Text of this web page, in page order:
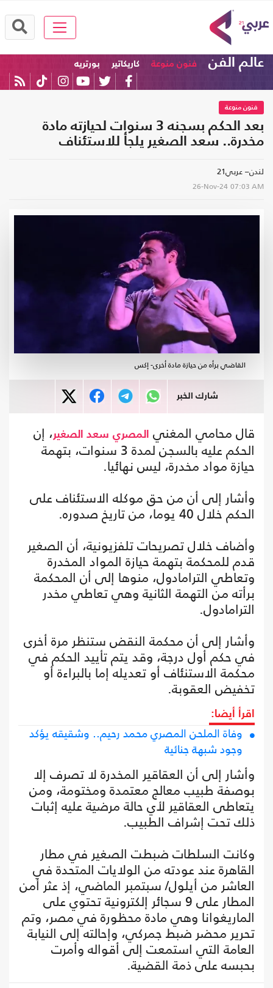
عالم الفن فنون منوعة كاريكاتير بورتريه
فنون منوعة
بعد الحكم بسجنه 3 سنوات لحيازته مادة
مخدرة.. سعد الصغير يلجأ للاستئناف‏
لندن– عربي21
26-Nov-24 07:03 AM
القاضي برأه من حيازة مادة أخرى- إكس
شارك الخبر
قال محامي المغني المصري سعد الصغير ، إن
الحكم عليه بالسجن لمدة 3 سنوات، بتهمة
حيازة مواد مخدرة، ليس نهائيا.
وأشار إلى أن من حق موكله الاستئناف على
الحكم خلال 40 يوما، من تاريخ صدوره.
وأضاف خلال تصريحات تلفزيونية، أن الصغير
قدم للمحكمة بتهمة حيازة المواد المخدرة
وتعاطي الترامادول، منوها إلى أن المحكمة
برأته من التهمة الثانية وهي تعاطي مخدر
الترامادول.
وأشار إلى أن محكمة النقض ستنظر مرة أخرى
في حكم أول درجة، وقد يتم تأييد الحكم في
محكمة الاستنئاف أو تعديله إما بالبراءة أو
تخفيض العقوبة.
اقرأ أيضا:
وفاة الملحن المصري محمد رحيم.. وشقيقه يؤكد
وجود شبهة جنائية
وأشار إلى أن العقاقير المخدرة لا تصرف إلا
بوصفة طبيب معالج معتمدة ومختومة، ومن
يتعاطى العقاقير لأي حالة مرضية عليه إثبات
ذلك تحت إشراف الطبيب.
وكانت السلطات ضبطت الصغير في مطار
القاهرة عند عودته من الولايات المتحدة في
العاشر من أيلول/ سبتمبر الماضي، إذ عثر أمن
المطار على 9 سجائر إلكترونية تحتوي على
الماريغوانا وهي مادة محظورة في مصر، وتم
تحرير محضر ضبط جمركي، وإحالته إلى النيابة
العامة التي استمعت إلى أقواله وأمرت
بحبسه على ذمة القضية.